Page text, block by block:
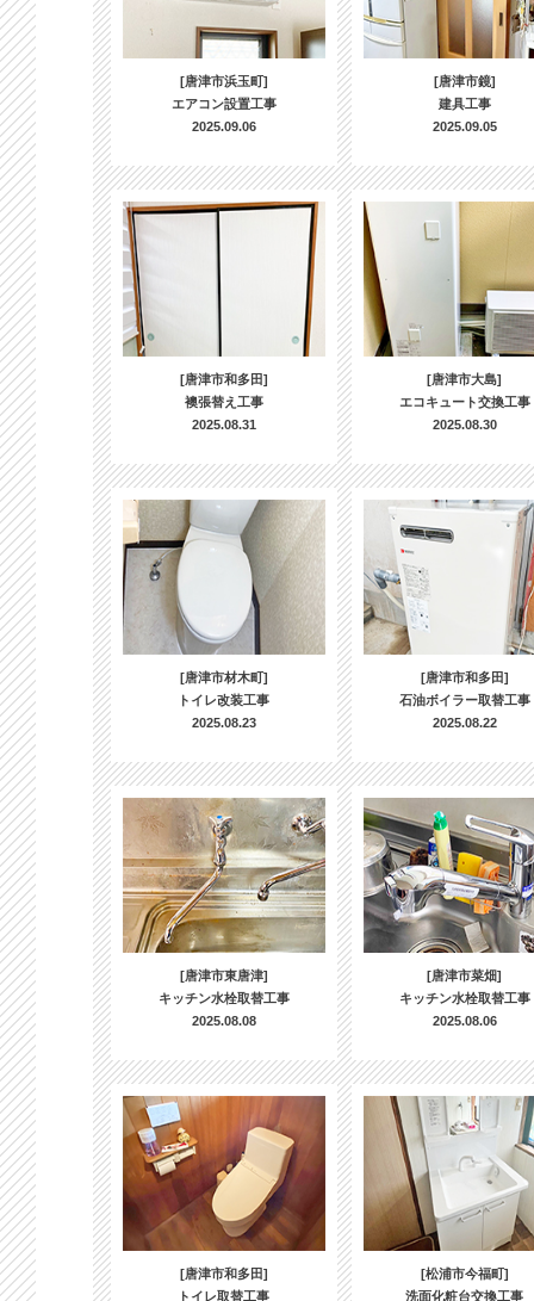
[唐津市浜玉町]
エアコン設置工事
2025.09.06
[唐津市鏡]
建具工事
2025.09.05
[唐津市和多田]
襖張替え工事
2025.08.31
[唐津市大島]
エコキュート交換工事
2025.08.30
[唐津市材木町]
トイレ改装工事
2025.08.23
[唐津市和多田]
石油ボイラー取替工事
2025.08.22
[唐津市東唐津]
キッチン水栓取替工事
2025.08.08
[唐津市菜畑]
キッチン水栓取替工事
2025.08.06
[唐津市和多田]
トイレ取替工事
[松浦市今福町]
洗面化粧台交換工事